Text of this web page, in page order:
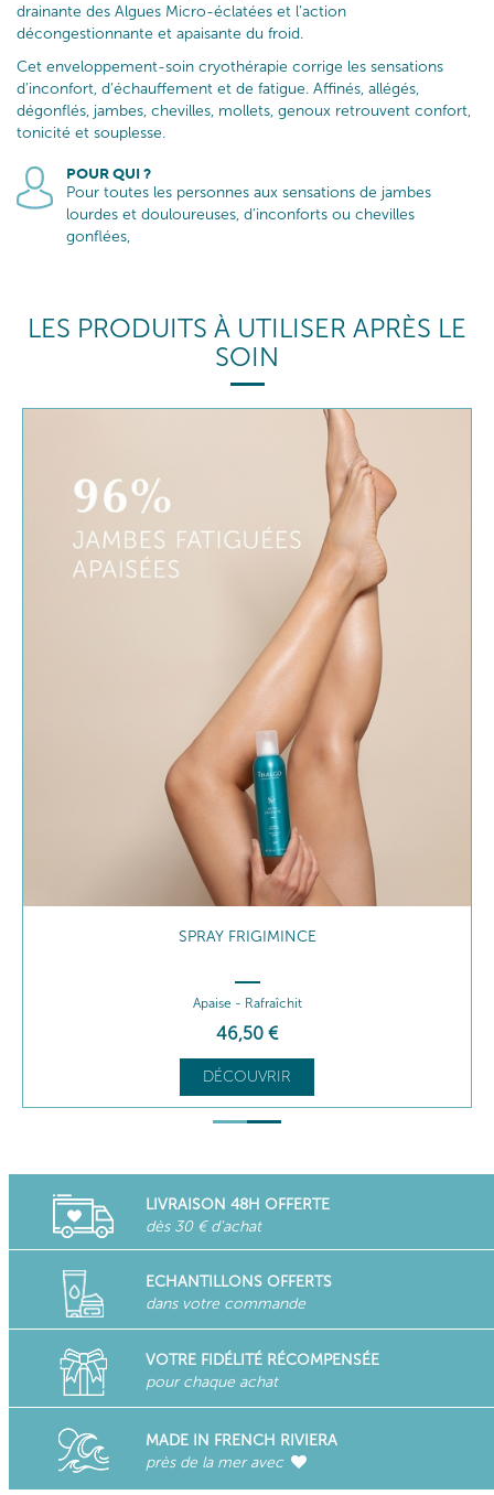
drainante des Algues Micro-éclatées et l’action
décongestionnante et apaisante du froid.
Cet enveloppement-soin cryothérapie corrige les sensations
d’inconfort, d’échauffement et de fatigue. Affinés, allégés,
dégonflés, jambes, chevilles, mollets, genoux retrouvent confort,
tonicité et souplesse.
POUR QUI ?
Pour toutes les personnes aux sensations de jambes
lourdes et douloureuses, d’inconforts ou chevilles
gonflées,
LES PRODUITS À UTILISER APRÈS LE
SOIN
SPRAY FRIGIMINCE
Apaise - Rafraîchit
46,50 €
DÉCOUVRIR
LIVRAISON 48H OFFERTE
dès 30 € d'achat
ECHANTILLONS OFFERTS
dans votre commande
VOTRE FIDÉLITÉ RÉCOMPENSÉE
pour chaque achat
MADE IN FRENCH RIVIERA
près de la mer avec